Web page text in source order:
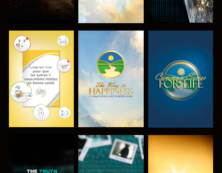
REGARDER REGARDER REGARDER
REGARDER REGARDER